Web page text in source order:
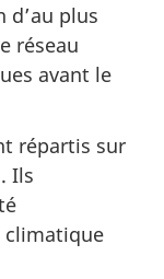
d’au plus
réseau
avant le
répartis sur
Ils
climatique